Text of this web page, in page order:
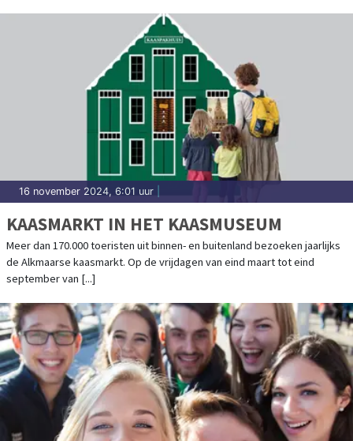
16 november 2024, 6:01 uur
KAASMARKT IN HET KAASMUSEUM
Meer dan 170.000 toeristen uit binnen- en buitenland bezoeken jaarlijks
de Alkmaarse kaasmarkt. Op de vrijdagen van eind maart tot eind
september van [...]